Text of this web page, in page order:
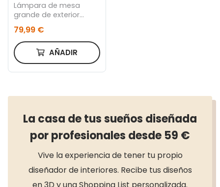
Lámpara de mesa
grande de exterior
Arenys de metal con
acabado pintado
negro
79,99 €
AÑADIR
La casa de tus sueños diseñada
por profesionales desde 59 €
Vive la experiencia de tener tu propio
diseñador de interiores. Recibe tus diseños